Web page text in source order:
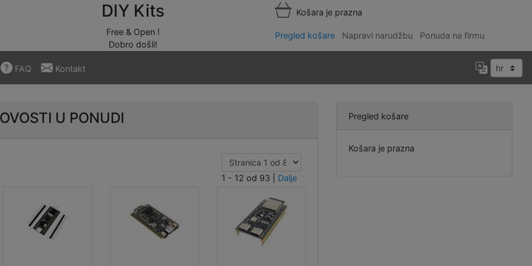
DIY Kits
Free & Open !
Dobro došli!
Košara je prazna
Pregled košare Napravi narudžbu Ponuda na firmu
FAQ Kontakt
U PONUDI
1 - 12 od 93 Dalje
Pregled košare
Košara je prazna